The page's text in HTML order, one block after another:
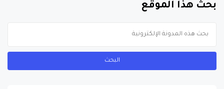
بحث هذا الموقع